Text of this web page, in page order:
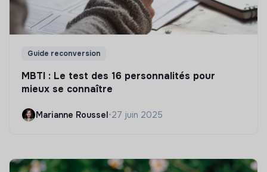
Guide reconversion
MBTI : Le test des 16 personnalités pour
mieux se connaître
Marianne Roussel•27 juin 2025